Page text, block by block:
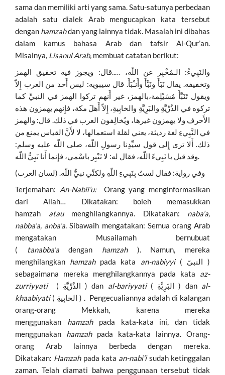
sama dan memiliki arti yang sama. Satu-satunya perbedaan
adalah satu dialek Arab mengucapkan kata tersebut
dengan hamzahdan yang lainnya tidak. Masalah ini dibahas
dalam kamus bahasa Arab dan tafsir Al-Qur’an.
Misalnya, Lisanul Arab, membuat catatan berikut:
والنَبِيءُ: الـمُخْبِر عن اللّه، …..قال: ويجوز فيه تحقيق الهمز
وتخفيفه. يقال نَبَأَ ونَبَّأَ وأَنـْبَأَ. قال سيبويه: ليس أَحد من العرب إِلاّ
ويقول تَنَبَّأَ مُسَيْلِمة،بالهمز، غير أَنهم تركوا الهمز في النبيِّ كما
تركوه في الذُرِّيَّةِ والبَرِيَّةِ والخابِيةِ، إِلاّ أَهلَ مكة، فإِنهم يهمزون هذه
الأَحرف ولا يهمزون غيرها، ويُخالِفون العرب في ذلك. قال: والهمز
في النَّبِيءِ لغة رديئة، يعني لقلة استعمالها، لا لأَنَّ القياس يمنع من
ذلك. أَلا ترى إِلى قول سيِّدِنا رسولِ اللّه، صلى اللّه عليه وسلم:
وقد قيل يا نَبِيءَ اللّه، فقال له: لا تَنْبِر باسْمي، فإِنما أَنا نَبِيُّ اللّه.
وفي رواية: فقال لستُ بِنَبِيءِ اللّهِ ولكنِّي نبيُّ اللّه. (لسان العرب)
Terjemahan: An-Nabii’u:Orang yang menginformasikan
dari Allah… Dikatakan: boleh memasukkan
hamzah ataumenghilangkannya. Dikatakan: naba’a,
nabba’a, anba’a. Sibawaih mengatakan: Semua orang Arab
mengatakan Musailamah bernubuat
(
tanabba’adengan hamzah). Namun, mereka
menghilangkan hamzahpada kata an-nabiyyi( النبیّ )
sebagaimana mereka menghilangkannya pada kata az-
zurriyyati
( الذُرِّيَّةِ ) dan al-bariyyati ( البَرِيَّةِ ) dan al-
khaabiyati
( الخابِيةِ ) . Pengecualiannya adalah di kalangan
orang-orang Mekkah, karena mereka
menggunakan hamzahpada kata-kata ini, dan tidak
menggunakan hamzahpada kata-kata lainnya. Orang-
orang Arab lainnya berbeda dengan mereka.
Dikatakan: Hamzahpada kata an-nabi’isudah ketinggalan
zaman. Telah diamati bahwa penggunaan tersebut tidak